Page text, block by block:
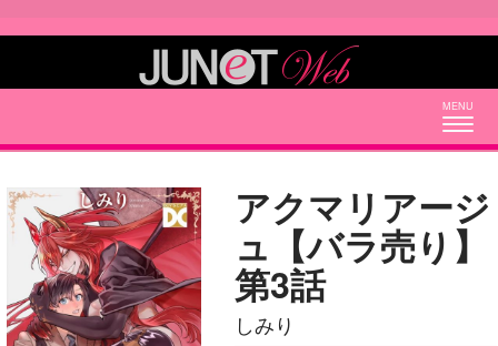
アクマリアージ
ュ【バラ売り】
第3話
しみり